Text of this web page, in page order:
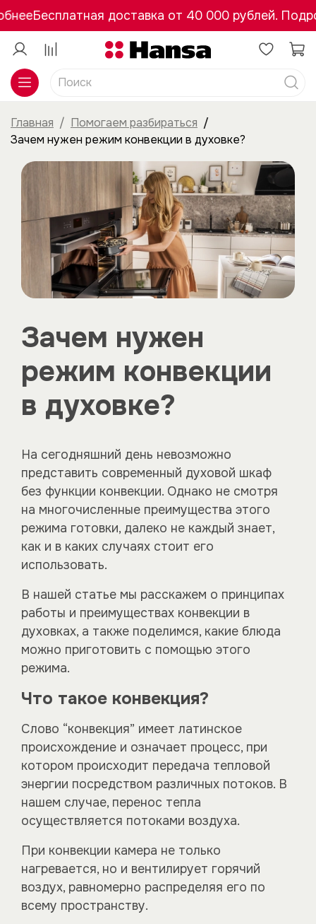
Бесплатная доставка от 40 000 рублей.
Главная
Помогаем разбираться
Зачем нужен режим конвекции в духовке?
Зачем нужен
режим конвекции
в духовке?
На сегодняшний день невозможно
представить современный духовой шкаф
без функции конвекции. Однако не смотря
на многочисленные преимущества этого
режима готовки, далеко не каждый знает,
как и в каких случаях стоит его
использовать.
В нашей статье мы расскажем о принципах
работы и преимуществах конвекции в
духовках, а также поделимся, какие блюда
можно приготовить с помощью этого
режима.
Что такое конвекция?
Слово “конвекция” имеет латинское
происхождение и означает процесс, при
котором происходит передача тепловой
энергии посредством различных потоков. В
нашем случае, перенос тепла
осуществляется потоками воздуха.
При конвекции камера не только
нагревается, но и вентилирует горячий
воздух, равномерно распределяя его по
всему пространству.